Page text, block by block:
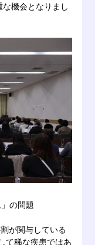
機会となりまし
の問題
が関与している
て稀な疾患ではあ